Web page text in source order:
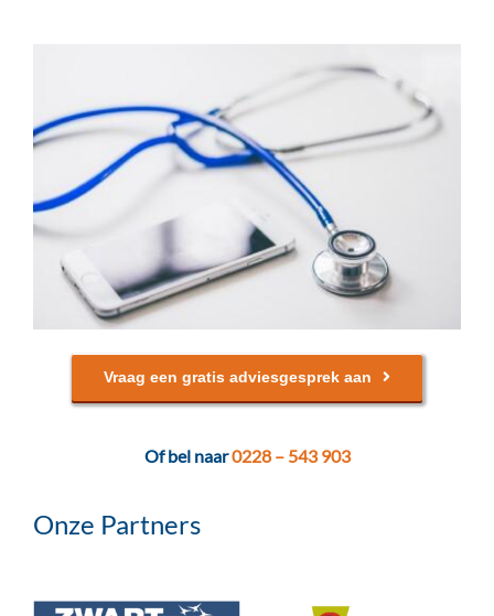
Vraag een gratis adviesgesprek aan
Of bel naar0228 – 543 903
Onze Partners